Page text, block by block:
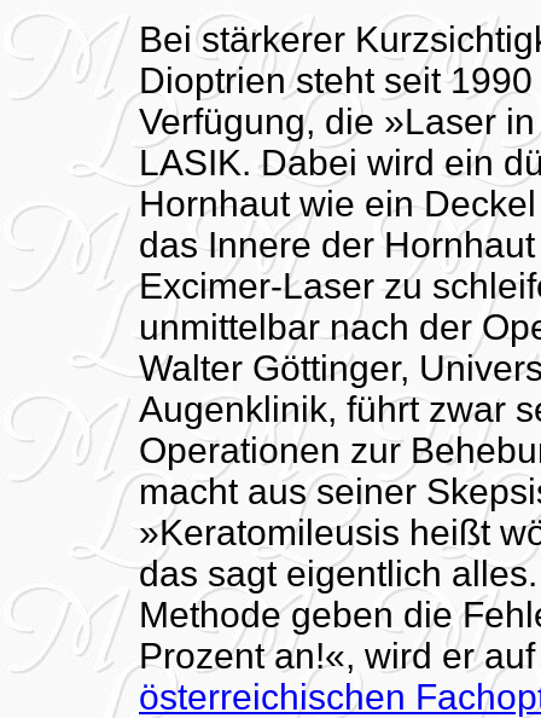
Bei stärkerer
Dioptrien steht seit
Verfügung, die »Laser
LASIK. Dabei wird ein
Hornhaut wie ein
das Innere der
Excimer-Laser zu
unmittelbar nach der
Walter Göttinger,
Augenklinik, führt zwar
Operationen zur
macht aus seiner
»Keratomileusis heißt
das sagt eigentlich
Methode geben die
Prozent an!«, wird er
österreichischen